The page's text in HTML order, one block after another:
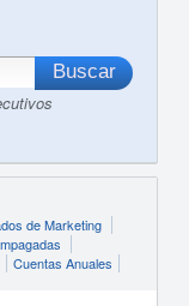
de Marketing
Cuentas Anuales